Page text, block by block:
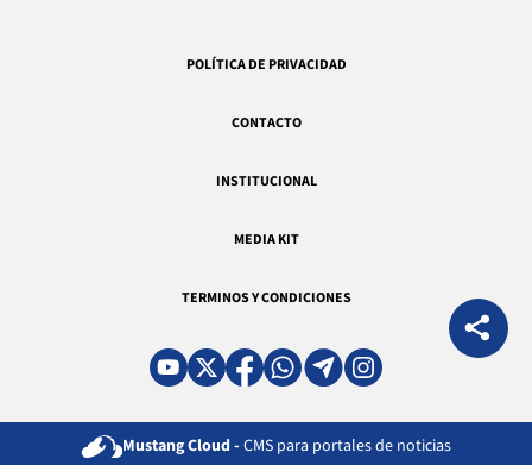
POLÍTICA DE PRIVACIDAD
CONTACTO
INSTITUCIONAL
MEDIA KIT
TERMINOS Y CONDICIONES
Mustang Cloud - CMS para portales de noticias